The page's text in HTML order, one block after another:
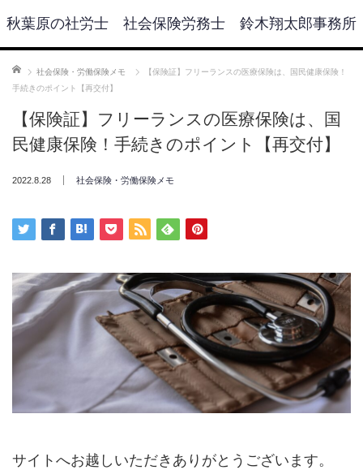
秋葉原の社労士 社会保険労務士 鈴木翔太郎事務所
ホーム 社会保険・労働保険メモ
【保険証】フリーランスの医療保険は、国民健康保険！
手続きのポイント【再交付】
【保険証】フリーランスの医療保険は、国
民健康保険！手続きのポイント【再交付】
2022.8.28 社会保険・労働保険メモ
サイトへお越しいただきありがとうございます。